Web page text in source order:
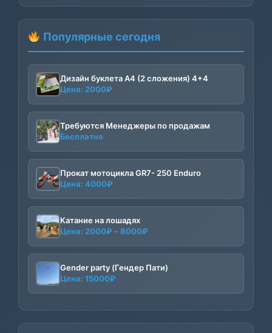
Популярные сегодня
Дизайн буклета А4 (2 сложения) 4+4
Цена: 2000₽
Требуются Менеджеры по продажам
Бесплатно
Прокат мотоцикла GR7- 250 Enduro
Цена: 4000₽
Катание на лошадях
Цена: 2000₽ –8000₽
2000₽
–
Gender party (Гендер Пати)
Цена: 15000₽